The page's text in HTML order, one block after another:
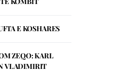
E KOSHARES
ZEQO: KARL
VLADIMIRIT